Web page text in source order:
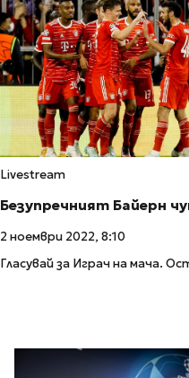
Livestream
Безупречният Байерн
2 ноември 2022, 8:10
Гласувай за Играч на мача.